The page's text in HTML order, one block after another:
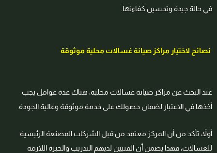
في حالة جيدة وتحسين كفاءتها.
نصائح لاختيار مراكز صيانة غسالات محلية موثوقة
عند البحث عن مراكز صيانة غسالات محلية، هناك عدة عوامل يجب
أخذها في الاعتبار لضمان حصولك على خدمة موثوقة وعالية الجودة.
أولاً، تأكد من أن المركز معتمد من قبل الشركات المصنعة الرئيسية
للغسالات، فهذا يضمن أن الفنيين لديهم التدريب والخبرة اللازمة